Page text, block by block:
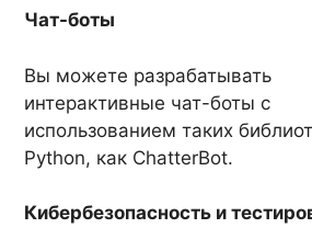
Чат-боты
Вы можете разрабатывать
интерактивные чат-боты с
использованием таких
Python, как ChatterBot.
Кибербезопасность и